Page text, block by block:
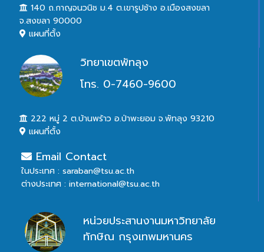
140 ถ.กาญจนวนิช ม.4 ต.เขารูปช้าง อ.เมืองสงขลา
จ.สงขลา 90000
แผนที่ตั้ง
วิทยาเขตพัทลุง
โทร. 0-7460-9600
222 หมู่ 2 ต.บ้านพร้าว อ.ป่าพะยอม จ.พัทลุง 93210
แผนที่ตั้ง
Email Contact
ในประเทศ : saraban@tsu.ac.th
ต่างประเทศ : international@tsu.ac.th
หน่วยประสานงานมหาวิทยาลัย
ทักษิณ กรุงเทพมหานคร